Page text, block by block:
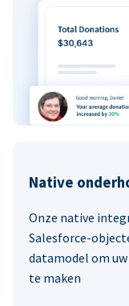
Native
Onze native
Salesforce-
datamodel om
te maken